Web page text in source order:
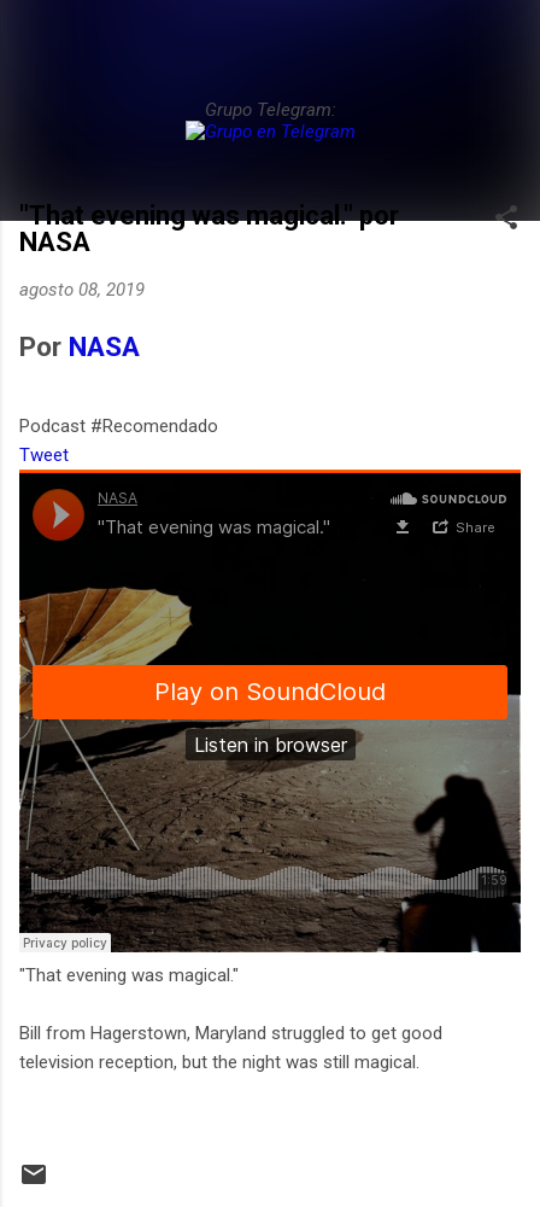
Grupo Telegram:
"That evening was magical." por
NASA
agosto 08, 2019
Por NASA
Podcast #Recomendado
Tweet
"That evening was magical."
Bill from Hagerstown, Maryland struggled to get good
television reception, but the night was still magical.